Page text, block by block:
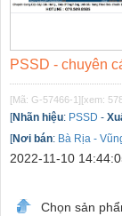
PSSD - chuyên
[Mã: G-57466-1] [xem:
[Nhãn hiệu: PSSD -
[Nơi bán: Bà Rịa -
2022-11-10
Chọn sản